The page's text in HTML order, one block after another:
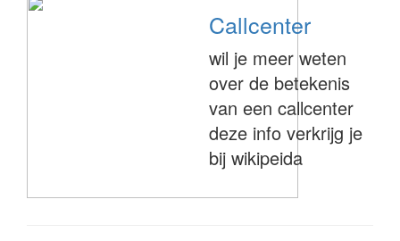
Callcenter
wil je meer weten
over de betekenis
van een callcenter
deze info verkrijg je
bij wikipeida